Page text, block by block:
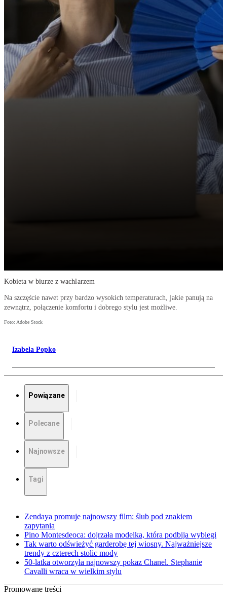
Kobieta w biurze z wachlarzem
Na szczęście nawet przy bardzo wysokich temperaturach, jakie panują na
zewnątrz, połączenie komfortu i dobrego stylu jest możliwe.
Foto: Adobe Stock
Izabela Popko
Powiązane
Polecane
Najnowsze
Tagi
Zendaya promuje najnowszy film: ślub pod znakiem
zapytania
Pino Montesdeoca: dojrzała modelka, która podbija wybiegi
Tak warto odświeżyć garderobę tej wiosny. Najważniejsze
trendy z czterech stolic mody
50-latka otworzyła najnowszy pokaz Chanel. Stephanie
Cavalli wraca w wielkim stylu
Promowane treści